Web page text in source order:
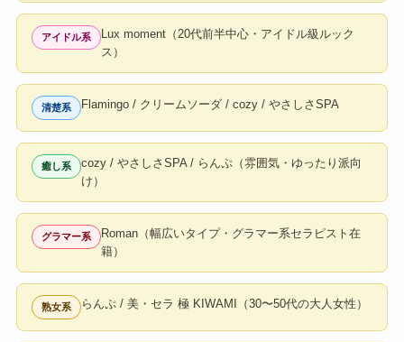
アイドル系
Lux moment（20代前半中心・アイドル級ルック
ス）
清楚系 Flamingo / クリームソーダ / cozy / やさしさSPA
癒し系
cozy / やさしさSPA / らんぷ（雰囲気・ゆったり派向
け）
グラマー系
Roman（幅広いタイプ・グラマー系セラピスト在
籍）
熟女系 らんぷ / 美・セラ 極 KIWAMI（30〜50代の大人女性）